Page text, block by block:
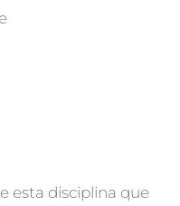
esta disciplina que